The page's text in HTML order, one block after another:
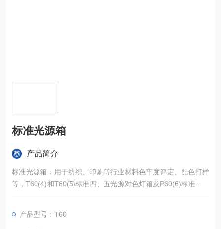
标准光源箱
产品简介
标准光源箱：用于纺织、印刷等行业材料色牢度评定、配色打样
等，T60(4)和T60(5)标准四、五光源对色灯箱及P60(6)标准六光
源对色灯箱，可准确校对货品颜色偏差，提升品质及市场竞争
光效率高等优点，配置英、美标准常用光源，方便客户使用。
产品型号：T60